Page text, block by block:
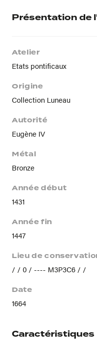
Présentation de
Atelier
Etats pontificaux
Origine
Collection Luneau
Autorité
Eugène IV
Métal
Bronze
Année début
1431
Année fin
1447
Lieu de
/ / 0 / ---- M3P3C6 / /
Date
1664
Caractéristiques